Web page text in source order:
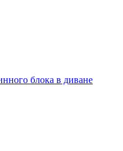
блока в диване